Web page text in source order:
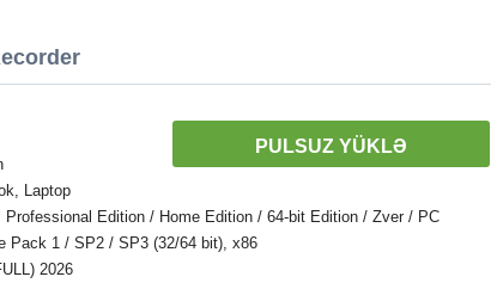
PULSUZ YÜKLƏ
Laptop
Edition / Home Edition / 64-bit Edition / Zver / PC
Pack 1 / SP2 / SP3 (32/64 bit), x86
2026